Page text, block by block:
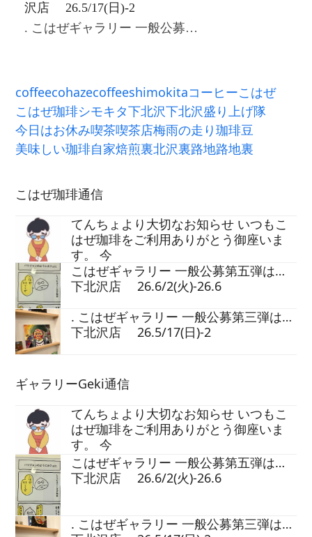
沢店 26.5/17(日)-2
. こはぜギャラリー 一般公募…
coffeecohazecoffeeshimokitaコーヒーこはぜ
こはぜ珈琲シモキタ下北沢下北沢盛り上げ隊
今日はお休み喫茶喫茶店梅雨の走り珈琲豆
美味しい珈琲自家焙煎裏北沢裏路地路地裏
こはぜ珈琲通信
てんちょより大切なお知らせ いつもこ
はぜ珈琲をご利用ありがとう御座いま
す。 今
こはぜギャラリー 一般公募第五弾は…
下北沢店 26.6/2(火)-26.6
. こはぜギャラリー 一般公募第三弾は…
下北沢店 26.5/17(日)-2
ギャラリーGeki通信
てんちょより大切なお知らせ いつもこ
はぜ珈琲をご利用ありがとう御座いま
す。 今
こはぜギャラリー 一般公募第五弾は…
下北沢店 26.6/2(火)-26.6
. こはぜギャラリー 一般公募第三弾は…